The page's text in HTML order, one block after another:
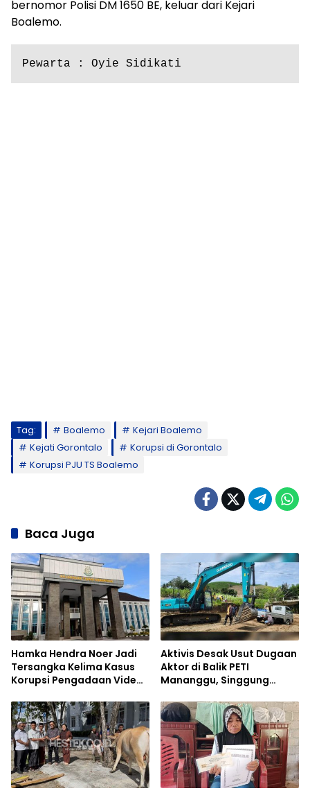
bernomor Polisi DM 1650 BE, keluar dari Kejari
Boalemo.
Pewarta : Oyie Sidikati
Tag: Boalemo
Kejari Boalemo
Kejati Gorontalo
Korupsi di Gorontalo
Korupsi PJU TS Boalemo
Baca Juga
Hamka Hendra Noer Jadi
Tersangka Kelima Kasus
Korupsi Pengadaan Video
Aktivis Desak Usut Dugaan
Aktor di Balik PETI
Mananggu, Singgung
Aparat